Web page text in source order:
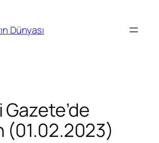
Dünyası
(01.02.2023)